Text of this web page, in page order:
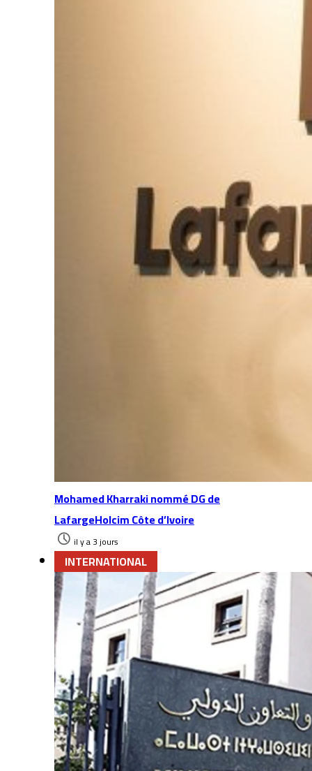
Mohamed Kharraki nommé DG de
LafargeHolcim Côte d’Ivoire
il y a 3 jours
INTERNATIONAL